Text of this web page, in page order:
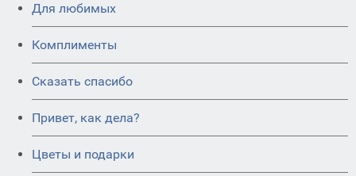
Для любимых
Комплименты
Сказать спасибо
Привет, как дела?
Цветы и подарки